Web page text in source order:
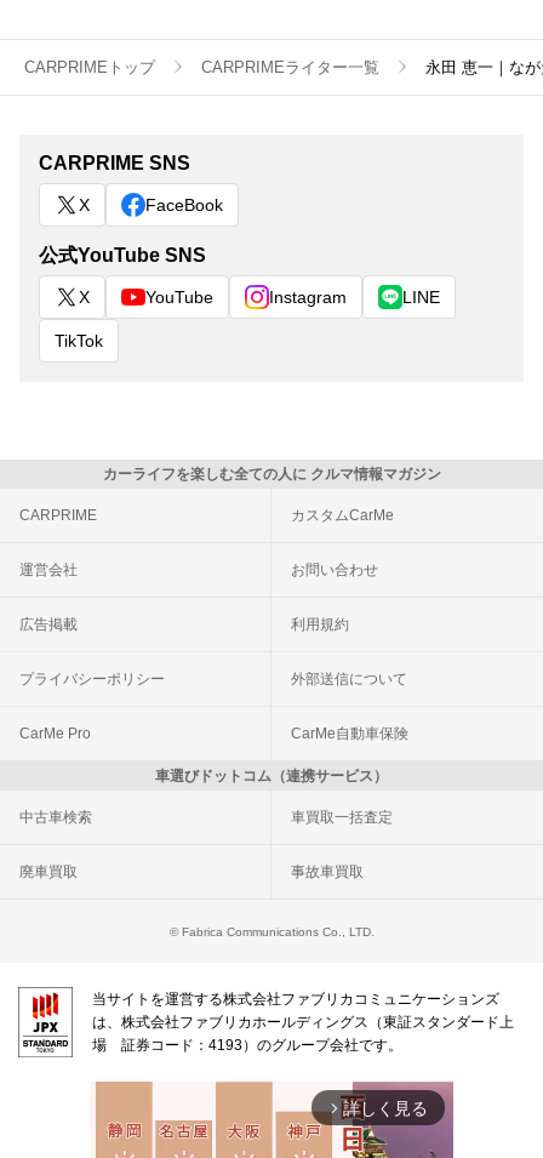
CARPRIMEトップ CARPRIMEライター一覧 永田 恵一｜な
CARPRIME SNS
X FaceBook
公式YouTube SNS
X YouTube Instagram LINE
TikTok
カーライフを楽しむ全ての人に クルマ情報マガジン
CARPRIME カスタムCarMe
運営会社 お問い合わせ
広告掲載 利用規約
プライバシーポリシー 外部送信について
CarMe Pro CarMe自動車保険
車選びドットコム（連携サービス）
中古車検索 車買取一括査定
廃車買取 事故車買取
© Fabrica Communications Co., LTD.
当サイトを運営する株式会社ファブリカコミュニケーションズ
は、株式会社ファブリカホールディングス（東証スタンダード上
場 証券コード：4193）のグループ会社です。
arrow_forward_ios 詳しく見る